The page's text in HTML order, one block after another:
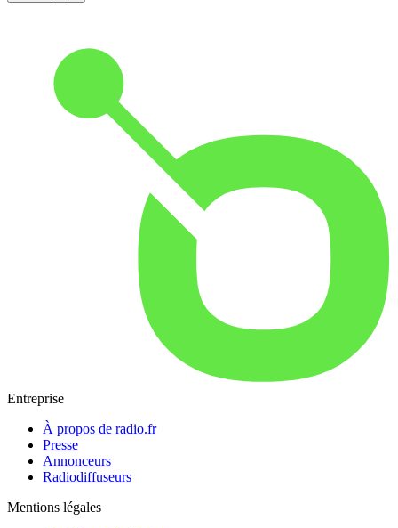
Entreprise
À propos de radio.fr
Presse
Annonceurs
Radiodiffuseurs
Mentions légales